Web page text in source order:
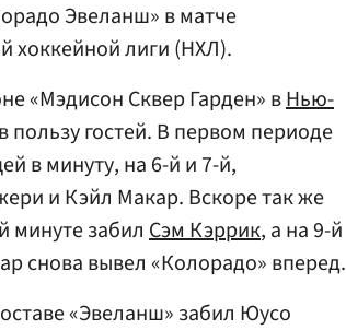
Эвеланш» в матче
хоккейной лиги (НХЛ).
«Мэдисон Сквер Гарден» вНью-
пользу гостей. В первом периоде
в минуту, на 6-й и 7-й,
и Кэйл Макар. Вскоре так же
минуте забил Сэм Кэррик, а на 9-й
снова вывел «Колорадо» вперед.
«Эвеланш» забил Юусо